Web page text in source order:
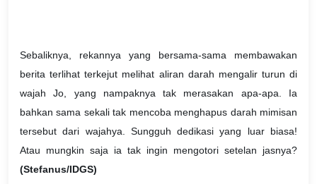
Sebaliknya, rekannya yang bersama-sama membawakan
berita terlihat terkejut melihat aliran darah mengalir turun di
wajah Jo, yang nampaknya tak merasakan apa-apa. Ia
bahkan sama sekali tak mencoba menghapus darah mimisan
tersebut dari wajahya. Sungguh dedikasi yang luar biasa!
Atau mungkin saja ia tak ingin mengotori setelan jasnya?
(Stefanus/IDGS)